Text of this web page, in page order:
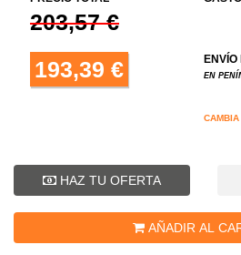
203,57 €
193,39 €
EN
HAZ TU OFERTA
AÑADIR AL